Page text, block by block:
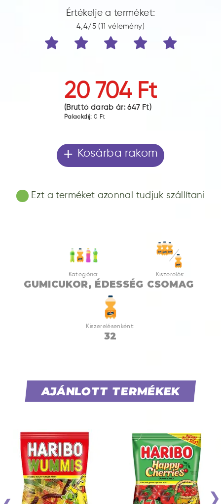
Értékelje a terméket:
4,4/5 (11 vélemény)
20 704 Ft
(Bruttó darab ár:647 Ft)
Palackdíj: 0 Ft
+ Kosárba rakom
Ezt a terméket azonnal tudjuk szállítani
Kategória:
GUMICUKOR, ÉDESSÉG
Kiszerelés:
CSOMAG
Kiszerelésenként:
32
AJÁNLOTT TERMÉKEK